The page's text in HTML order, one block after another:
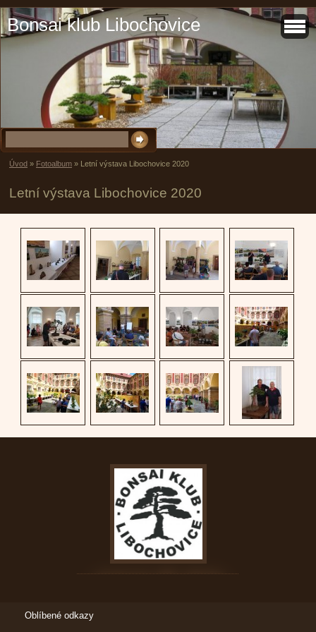
Bonsai klub Libochovice
Úvod » Fotoalbum » Letní výstava Libochovice 2020
Letní výstava Libochovice 2020
Oblíbené odkazy